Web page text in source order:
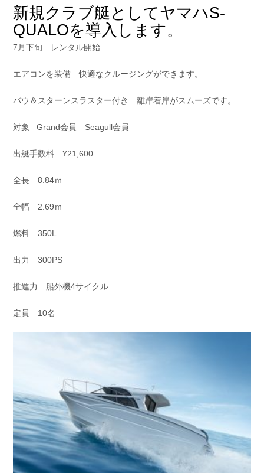
店舗情報
Shop Info.
Contact us Company
採用情報 リンク集
新規クラブ艇としてヤマハS-
QUALOを導入します。
7月下旬 レンタル開始
エアコンを装備 快適なクルージングができます。
バウ＆スターンスラスター付き 離岸着岸がスムーズです。
対象 Grand会員 Seagull会員
出艇手数料 ¥21,600
全長 8.84ｍ
全幅 2.69ｍ
燃料 350L
出力 300PS
推進力 船外機4サイクル
定員 10名